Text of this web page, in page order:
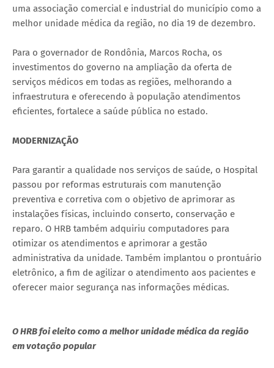
uma associação comercial e industrial do município como a
melhor unidade médica da região, no dia 19 de dezembro.
Para o governador de Rondônia, Marcos Rocha, os
investimentos do governo na ampliação da oferta de
serviços médicos em todas as regiões, melhorando a
infraestrutura e oferecendo à população atendimentos
eficientes, fortalece a saúde pública no estado.
MODERNIZAÇÃO
Para garantir a qualidade nos serviços de saúde, o Hospital
passou por reformas estruturais com manutenção
preventiva e corretiva com o objetivo de aprimorar as
instalações físicas, incluindo conserto, conservação e
reparo. O HRB também adquiriu computadores para
otimizar os atendimentos e aprimorar a gestão
administrativa da unidade. Também implantou o prontuário
eletrônico, a fim de agilizar o atendimento aos pacientes e
oferecer maior segurança nas informações médicas.
O HRB foi eleito como a melhor unidade médica da região
em votação popular